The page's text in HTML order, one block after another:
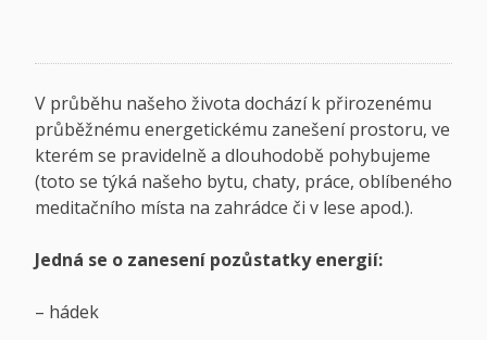
V průběhu našeho života dochází k přirozenému
průběžnému energetickému zanešení prostoru, ve
kterém se pravidelně a dlouhodobě pohybujeme
(toto se týká našeho bytu, chaty, práce, oblíbeného
meditačního místa na zahrádce či v lese apod.).
Jedná se o zanesení pozůstatky energií:
– hádek